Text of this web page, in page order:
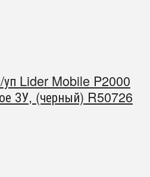
Lider Mobile P2000
ЗУ, (черный) R50726